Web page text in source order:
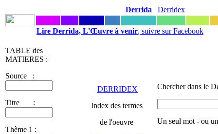
Derrida Derridex
Lire Derrida, L'Œuvre à venir, suivre sur Facebook
TABLE des
MATIERES :
Source :
Titre :
Thème 1 :
DERRIDEX
Index des termes
de l'oeuvre
Chercher dans le
Un seul mot - ou